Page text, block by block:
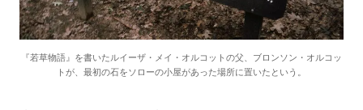
『若草物語』を書いたルイーザ・メイ・オルコットの父、ブロンソン・オルコッ
トが、最初の石をソローの小屋があった場所に置いたという。